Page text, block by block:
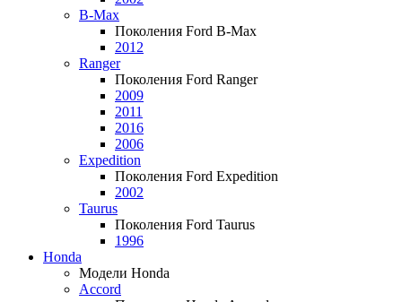
B-Max
Поколения Ford B-Max
2012
Ranger
Поколения Ford Ranger
2009
2011
2016
2006
Expedition
Поколения Ford Expedition
2002
Taurus
Поколения Ford Taurus
1996
Honda
Модели Honda
Accord